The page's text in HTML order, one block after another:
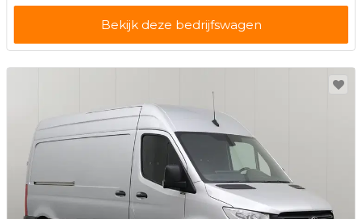
Bekijk deze bedrijfswagen